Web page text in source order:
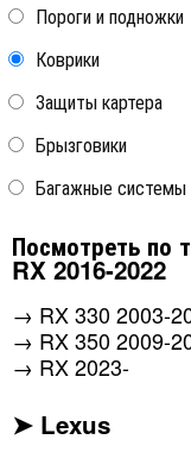
Пороги и подножки
Коврики
Защиты картера
Брызговики
Багажные системы
Посмотреть по
RX 2016-2022
→ RX 330 2003-
→ RX 350 2009-
→ RX 2023-
➤ Lexus
Коврики EVA (ЕВА)
3D Euromat
Lexus RX 2016-2019